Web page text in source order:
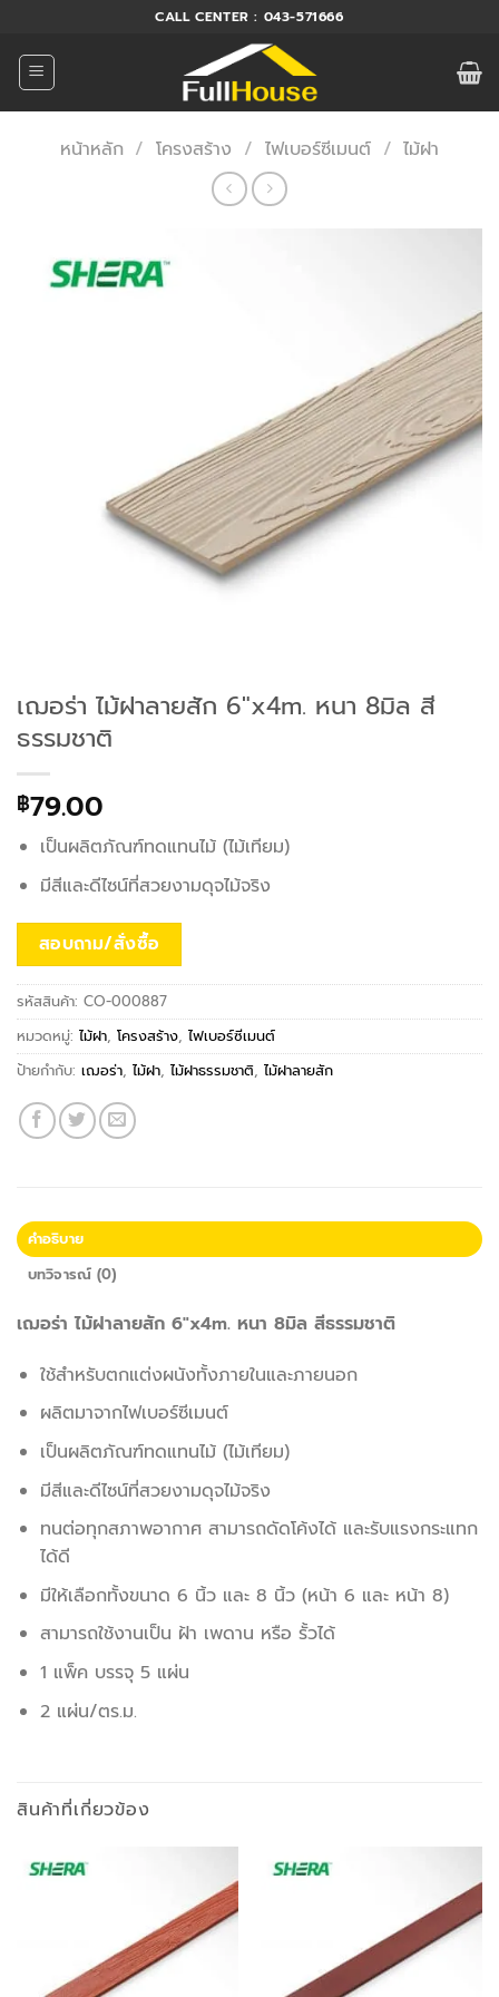
ยัง
เนื้อหา
CALL CENTER : 043-571666
หน้าหลัก / โครงสร้าง / ไฟเบอร์ซีเมนต์ / ไม้ฝา
เฌอร่า ไม้ฝาลายสัก 6″x4m. หนา 8มิล สี
ธรรมชาติ
฿79.00
เป็นผลิตภัณฑ์ทดแทนไม้ (ไม้เทียม)
มีสีและดีไซน์ที่สวยงามดุจไม้จริง
สอบถาม/สั่งซื้อ
รหัสสินค้า: CO-000887
หมวดหมู่: ไม้ฝา, โครงสร้าง, ไฟเบอร์ซีเมนต์
ป้ายกำกับ: เฌอร่า, ไม้ฝา, ไม้ฝาธรรมชาติ, ไม้ฝาลายสัก
คำอธิบาย
บทวิจารณ์ (0)
เฌอร่า ไม้ฝาลายสัก 6″x4m. หนา 8มิล สีธรรมชาติ
ใช้สำหรับตกแต่งผนังทั้งภายในและภายนอก
ผลิตมาจากไฟเบอร์ซีเมนต์
เป็นผลิตภัณฑ์ทดแทนไม้ (ไม้เทียม)
มีสีและดีไซน์ที่สวยงามดุจไม้จริง
ทนต่อทุกสภาพอากาศ สามารถดัดโค้งได้ และรับแรงกระแทก
ได้ดี
มีให้เลือกทั้งขนาด 6 นิ้ว และ 8 นิ้ว (หน้า 6 และ หน้า 8)
สามารถใช้งานเป็น ฝ้า เพดาน หรือ รั้วได้
1 แพ็ค บรรจุ 5 แผ่น
2 แผ่น/ตร.ม.
สินค้าที่เกี่ยวข้อง